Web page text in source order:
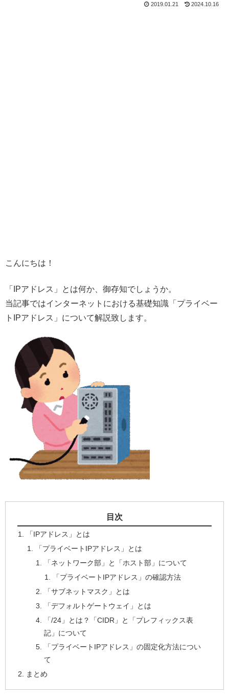
2019.01.21 2024.10.16
こんにちは！
「IPアドレス」とは何か、御存知でしょうか。
当記事ではインターネットにおける基礎知識「プライベー
トIPアドレス」について解説致します。
目次
「IPアドレス」とは
「プライベートIPアドレス」とは
「ネットワーク部」と「ホスト部」について
「プライベートIPアドレス」の確認方法
「サブネットマスク」とは
「デフォルトゲートウェイ」とは
「/24」とは？「CIDR」と「プレフィックス表
記」について
「プライベートIPアドレス」の固定化方法につい
て
まとめ